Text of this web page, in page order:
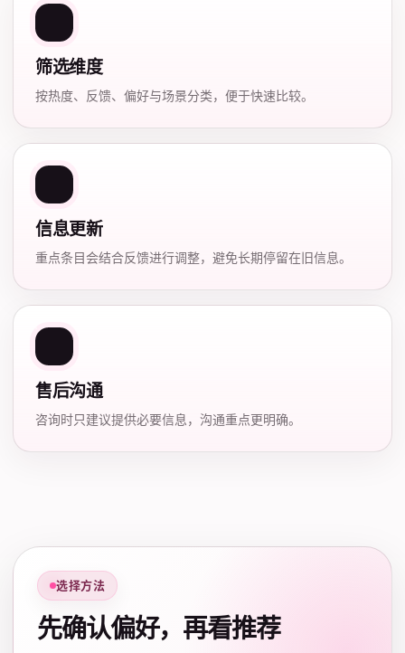
筛选维度
按热度、反馈、偏好与场景分类，便于快速比较。
信息更新
重点条目会结合反馈进行调整，避免长期停留在旧信息。
售后沟通
咨询时只建议提供必要信息，沟通重点更明确。
选择方法
先确认偏好，再看推荐